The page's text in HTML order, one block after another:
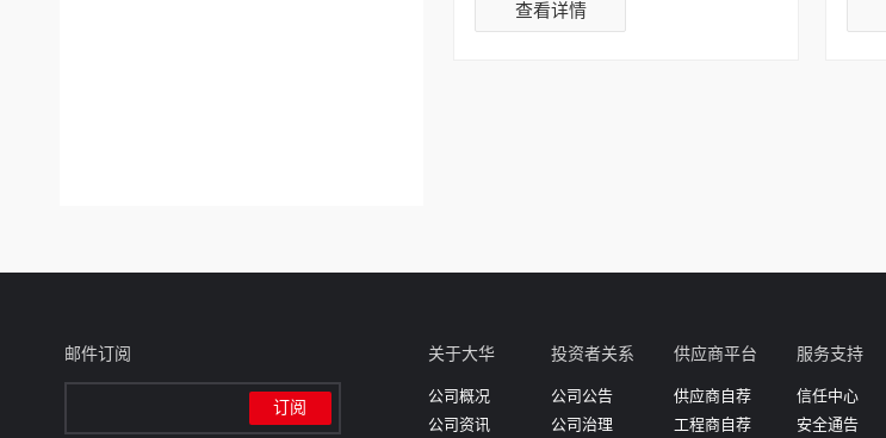
查看详情
邮件订阅 关于大华
公司概况
公司资讯
投资者关系
公司公告
公司治理
供应商平台
供应商自荐
工程商自荐
服务支持
信任中心
安全通告